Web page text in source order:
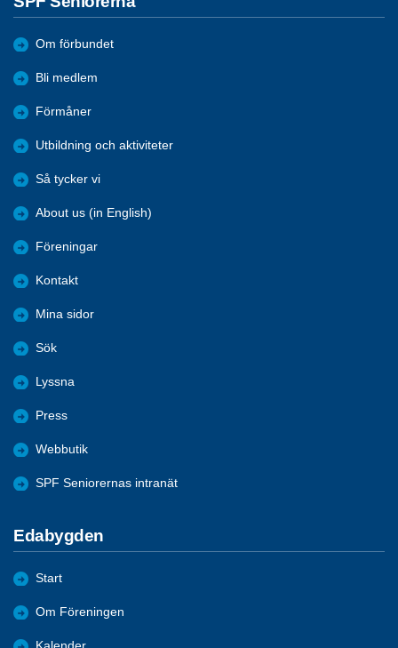
Om förbundet
Bli medlem
Förmåner
Utbildning och aktiviteter
Så tycker vi
About us (in English)
Föreningar
Kontakt
Mina sidor
Sök
Lyssna
Press
Webbutik
SPF Seniorernas intranät
Edabygden
Start
Om Föreningen